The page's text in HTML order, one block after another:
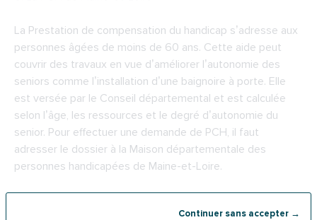
Continuer sans accepter →
La Prestation de compensation du handicap s’adresse aux
personnes âgées de moins de 60 ans. Cette aide peut
couvrir des travaux en vue d’améliorer l’autonomie des
seniors comme l’installation d’une baignoire à porte. Elle
est versée par le Conseil départemental et est calculée
selon l’âge, les ressources et le degré d’autonomie du
senior. Pour effectuer une demande de PCH, il faut
adresser le dossier à la Maison départementale des
personnes handicapées de Maine-et-Loire.